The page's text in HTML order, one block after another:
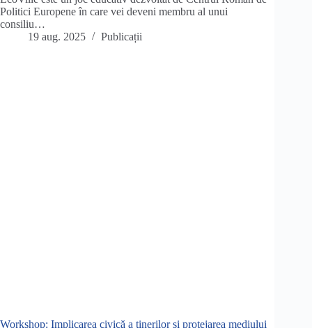
Politici Europene în care vei deveni membru al unui
consiliu…
19 aug. 2025
Publicații
Workshop: Implicarea civică a tinerilor și protejarea mediului